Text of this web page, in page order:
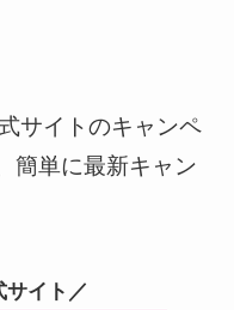
サイトのキャンペ
簡単に最新キャン
サイト／